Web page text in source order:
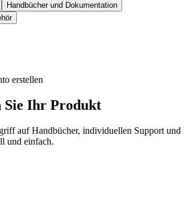
Handbücher und Dokumentation
erstellen
Sie Ihr Produkt
auf Handbücher, individuellen Support und
und einfach.